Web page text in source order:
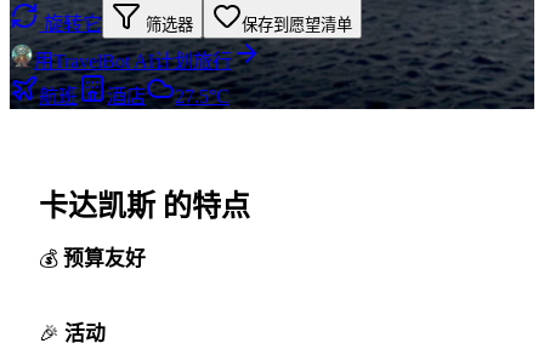
旋转它 筛选器 保存到愿望清单
用TravelBot AI计划旅行
航班
酒店 27.5°C
卡达凯斯 的特点
预算友好
活动